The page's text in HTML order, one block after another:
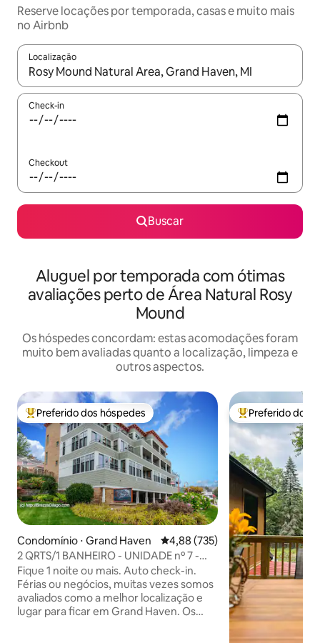
Reserve locações por temporada, casas e muito mais
no Airbnb
Localização
Quando os resultados estiverem disponíveis, explore-os
Check-in
Checkout
Buscar
Aluguel por temporada com ótimas
avaliações perto de Área Natural Rosy
Mound
Os hóspedes concordam: estas acomodações foram
muito bem avaliadas quanto a localização, limpeza e
outros aspectos.
Entre os melhores preferidos dos hóspedes
Preferido dos hóspedes
Condomínio ⋅ Grand Haven 4,88 de uma avaliação média de
4,88 (735)
2 QRTS/1 BANHEIRO - UNIDADE nº 7 -
Melhor localização à beira-mar
Fique 1 noite ou mais. Auto check-in.
Férias ou negócios, muitas vezes somos
avaliados como a melhor localização e
lugar para ficar em Grand Haven. Os
Entre os
Preferido dos